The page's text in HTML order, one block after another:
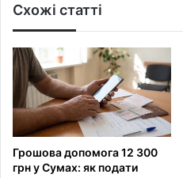
Схожі статті
Грошова допомога 12 300
грн у Сумах: як подати